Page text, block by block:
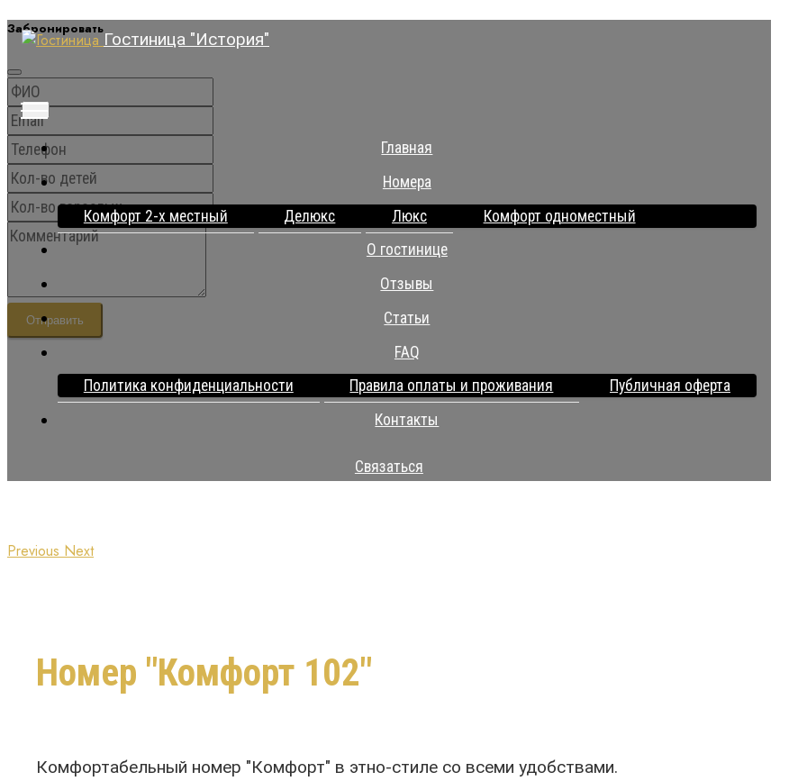
Гостиница "История"
Главная
Номера
Комфорт 2-х местный
Делюкс Люкс
Комфорт одноместный
О гостинице
Отзывы
Статьи
FAQ
Политика конфиденциальности
Правила оплаты и проживания
Публичная оферта
Контакты
Связаться
Забронировать
Отправить
Previous Next
Номер "Комфорт 102"
Комфортабельный номер "Комфорт" в этно-стиле со всеми удобствами.